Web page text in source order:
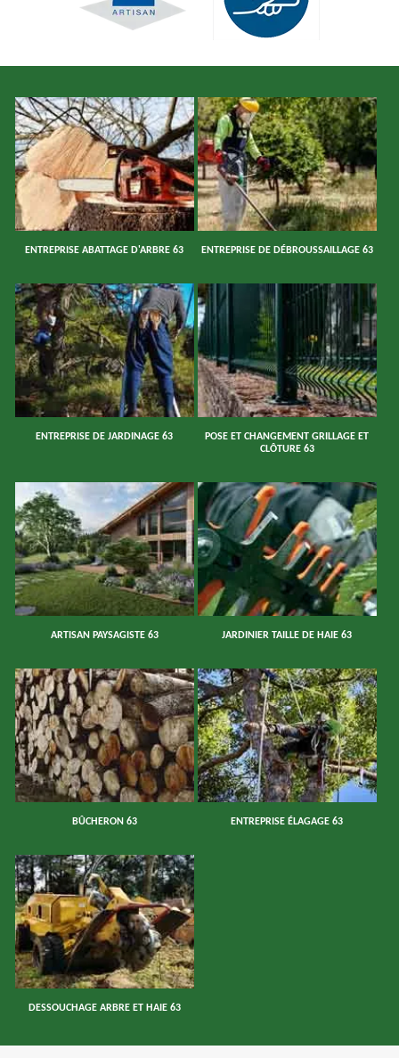
ENTREPRISE ABATTAGE D'ARBRE 63 ENTREPRISE DE DÉBROUSSAILLAGE 63
ENTREPRISE DE JARDINAGE 63
POSE ET CHANGEMENT GRILLAGE ET
CLÔTURE 63
ARTISAN PAYSAGISTE 63 JARDINIER TAILLE DE HAIE 63
BÛCHERON 63 ENTREPRISE ÉLAGAGE 63
DESSOUCHAGE ARBRE ET HAIE 63